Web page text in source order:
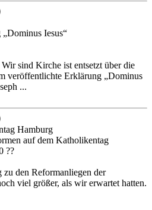
Iesus“
sind Kirche ist entsetzt über die
veröffentlichte Erklärung „Dominus
...
Hamburg
auf dem Katholikentag
??
den Reformanliegen der
viel größer, als wir erwartet hatten.